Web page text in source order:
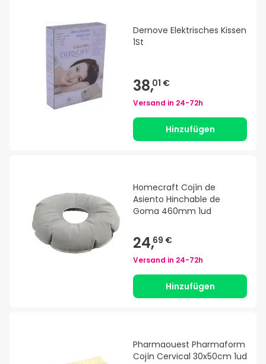
Dernove Elektrisches Kissen
1St
38,01 €
Versand in 24-72h
Hinzufügen
Homecraft Cojín de
Asiento Hinchable de
Goma 460mm 1ud
24,69 €
Versand in 24-72h
Hinzufügen
Pharmaouest Pharmaform
Cojín Cervical 30x50cm 1ud